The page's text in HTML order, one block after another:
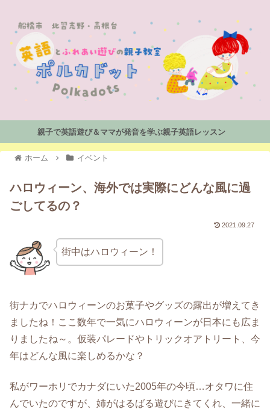
親子で英語遊び＆ママが発音を学ぶ親子英語レッスン
ホーム イベント
ハロウィーン、海外では実際にどんな風に過
ごしてるの？
2021.09.27
街中はハロウィーン！
街ナカでハロウィーンのお菓子やグッズの露出が増えてき
ましたね！ここ数年で一気にハロウィーンが日本にも広ま
りましたね～。仮装パレードやトリックオアトリート、今
年はどんな風に楽しめるかな？
私がワーホリでカナダにいた2005年の今頃…オタワに住
んでいたのですが、姉がはるばる遊びにきてくれ、一緒に